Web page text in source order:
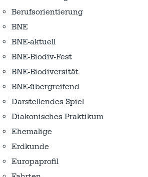
Berufsorientierung
BNE
BNE-aktuell
BNE-Biodiv-Fest
BNE-Biodiversität
BNE-übergreifend
Darstellendes Spiel
Diakonisches Praktikum
Ehemalige
Erdkunde
Europaprofil